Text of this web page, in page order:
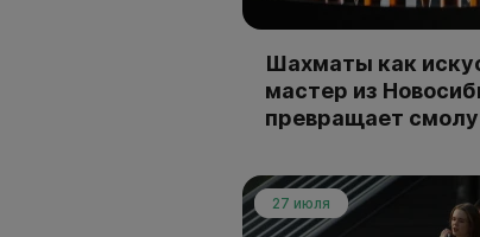
Шахматы как
мастер из
превращает
27 июля